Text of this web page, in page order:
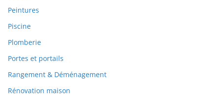
Peintures
Piscine
Plomberie
Portes et portails
Rangement & Déménagement
Rénovation maison